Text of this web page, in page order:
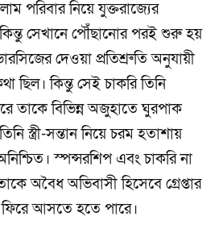
পরিবার নিয়ে যুক্তরাজ্যের
কিন্তু সেখানে পৌঁছানোর পরই শুরু হয়
দেওয়া প্রতিশ্রুতি অনুযায়ী
ছিল। কিন্তু সেই চাকরি তিনি
তাকে বিভিন্ন অজুহাতে ঘুরপাক
স্ত্রী-সন্তান নিয়ে চরম হতাশায়
স্পন্সরশিপ এবং চাকরি না
অবৈধ অভিবাসী হিসেবে গ্রেপ্তার
আসতে হতে পারে।